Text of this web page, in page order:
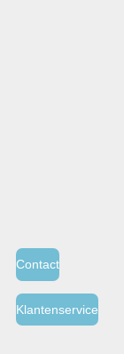
Contact
Klantenservice